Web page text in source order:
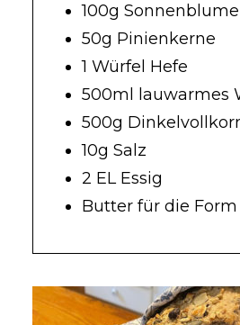
100g
50g Pinienkerne
1 Würfel Hefe
500ml lauwarmes
500g
10g Salz
2 EL Essig
Butter für die Form